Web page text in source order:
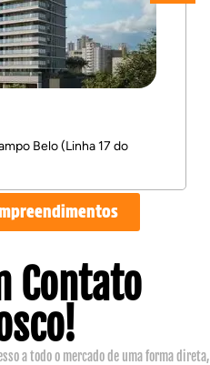
Belo (Linha 17 do
Contato
a todo o mercado de uma forma direta,